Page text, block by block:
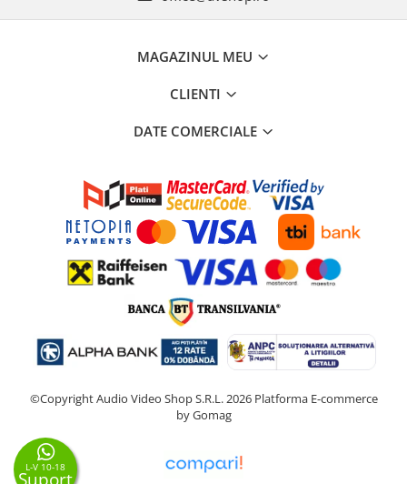
MAGAZINUL MEU
CLIENTI
DATE COMERCIALE
©Copyright Audio Video Shop S.R.L. 2026 Platforma E-commerce
by Gomag
L-V 10-18